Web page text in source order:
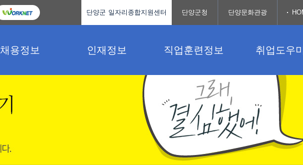
채용정보 인재정보 직업훈련정보 취업도우미
단양군 일자리종합지원센터 단양군청 단양문화관광